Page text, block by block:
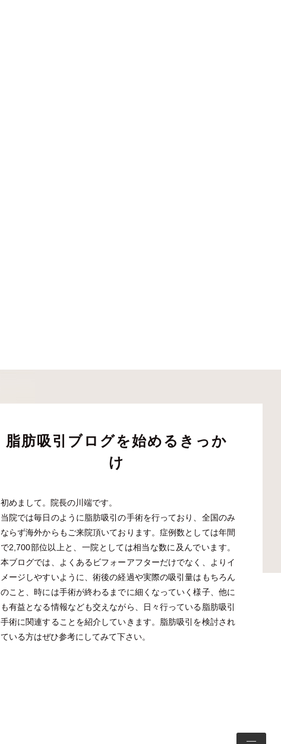
脂肪吸引ブログを始めるきっか
け
初めまして。院長の川端です。
当院では毎日のように脂肪吸引の手術を行っており、全国のみ
ならず海外からもご来院頂いております。症例数としては年間
で2,700部位以上と、一院としては相当な数に及んでいます。
本ブログでは、よくあるビフォーアフターだけでなく、よりイ
メージしやすいように、術後の経過や実際の吸引量はもちろん
のこと、時には手術が終わるまでに細くなっていく様子、他に
も有益となる情報なども交えながら、日々行っている脂肪吸引
手術に関連することを紹介していきます。脂肪吸引を検討され
ている方はぜひ参考にしてみて下さい。